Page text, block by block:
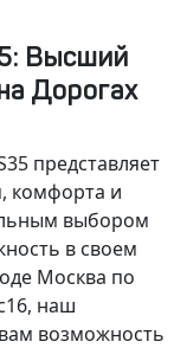
Высший
Дорогах
представляет
комфорта и
выбором
в своем
Москва по
наш
возможность